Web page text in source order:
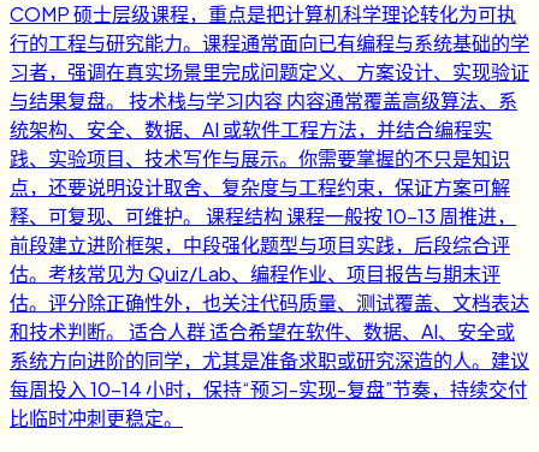
COMP 硕士层级课程，重点是把计算机科学理论转化为可执
行的工程与研究能力。课程通常面向已有编程与系统基础的学
习者，强调在真实场景里完成问题定义、方案设计、实现验证
与结果复盘。 技术栈与学习内容 内容通常覆盖高级算法、系
统架构、安全、数据、AI 或软件工程方法，并结合编程实
践、实验项目、技术写作与展示。你需要掌握的不只是知识
点，还要说明设计取舍、复杂度与工程约束，保证方案可解
释、可复现、可维护。 课程结构 课程一般按 10-13 周推进，
前段建立进阶框架，中段强化题型与项目实践，后段综合评
估。考核常见为 Quiz/Lab、编程作业、项目报告与期末评
估。评分除正确性外，也关注代码质量、测试覆盖、文档表达
和技术判断。 适合人群 适合希望在软件、数据、AI、安全或
系统方向进阶的同学，尤其是准备求职或研究深造的人。建议
每周投入 10-14 小时，保持“预习-实现-复盘”节奏，持续交付
比临时冲刺更稳定。